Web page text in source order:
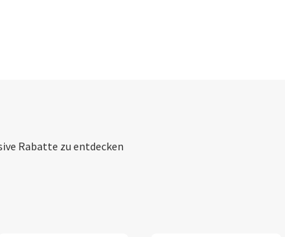
Rabatte zu entdecken